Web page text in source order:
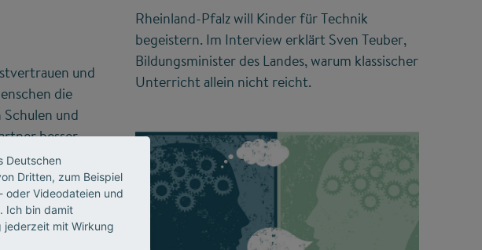
und
die
Schulen und
besser
wie das
Rheinland-Pfalz will Kinder für Technik
begeistern. Im Interview erklärt Sven Teuber,
Bildungsminister des Landes, warum klassischer
Unterricht allein nicht reicht.
Deutschen
Dritten, zum Beispiel
oder Videodateien und
Ich bin damit
jederzeit mit Wirkung